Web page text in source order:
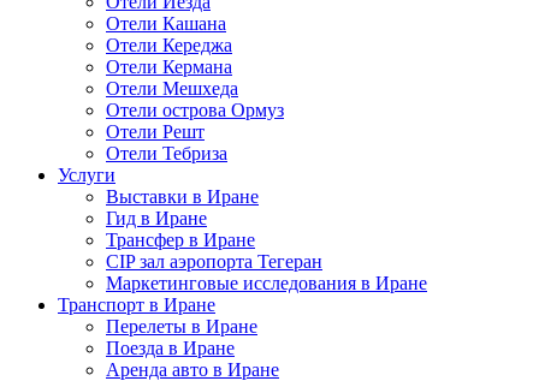
Отели Кашана
Отели Кереджа
Отели Кермана
Отели Мешхеда
Отели острова Ормуз
Отели Решт
Отели Тебриза
Услуги
Выставки в Иране
Гид в Иране
Трансфер в Иране
CIP зал аэропорта Тегеран
Маркетинговые исследования в Иране
Транспорт в Иране
Перелеты в Иране
Поезда в Иране
Аренда авто в Иране